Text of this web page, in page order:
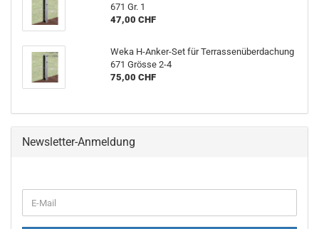
671 Gr. 1
47,00 CHF
Weka H-Anker-Set für Terrassenüberdachung
671 Grösse 2-4
75,00 CHF
Newsletter-Anmeldung
E-
Mail